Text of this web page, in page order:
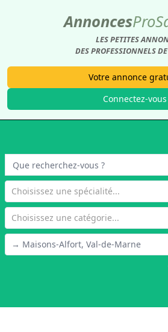
AnnoncesPro
LES PETITES
DES PROFESSIONNELS
Votre annonce
Connectez-vous
Choisissez une spécialité...
Choisissez une catégorie...
→ Maisons-Alfort, Val-de-Marne